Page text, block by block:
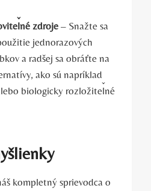
zdroje – Snažte sa
jednorazových
a radšej sa obráťte na
ako sú napríklad
biologicky rozložiteľné
kompletný sprievodca o